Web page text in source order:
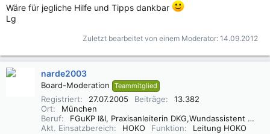
Wäre für jegliche Hilfe und Tipps dankbar
Lg
Zuletzt bearbeitet von einem Moderator: 14.09.2012
narde2003
Board-Moderation Teammitglied
Registriert 27.07.2005 Beiträge
13.382
Ort
München
Beruf
FGuKP I&I, Praxisanleiterin DKG,Wundassistent WaCert DGfW, Rettungsassistentin, Diätassistentin
Akt. Einsatzbereich
HOKO Funktion Leitung HOKO